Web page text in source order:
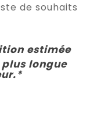
de souhaits
estimée
longue